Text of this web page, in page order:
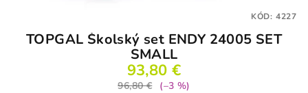
TOPGAL Školský set ENDY 24005 SET
SMALL
93,80 €
96,80 €
(–3 %)
KÓD: 4227